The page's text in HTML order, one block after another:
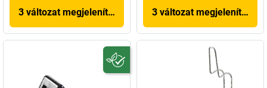
3 változat megjelenítése 3 változat megjelenítése